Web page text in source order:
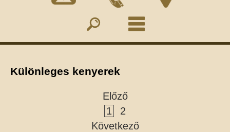
Különleges kenyerek
Előző
1
2
Következő